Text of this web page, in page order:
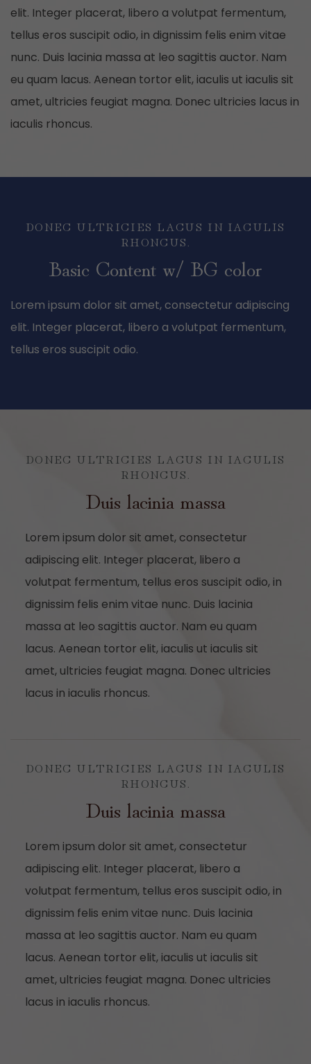
elit. Integer placerat, libero a volutpat fermentum,
tellus eros suscipit odio, in dignissim felis enim vitae
nunc. Duis lacinia massa at leo sagittis auctor. Nam
eu quam lacus. Aenean tortor elit, iaculis ut iaculis sit
amet, ultricies feugiat magna. Donec ultricies lacus in
iaculis rhoncus.
DONEC ULTRICIES LACUS IN IACULIS
RHONCUS.
Basic Content w/ BG color
Lorem ipsum dolor sit amet, consectetur adipiscing
elit. Integer placerat, libero a volutpat fermentum,
tellus eros suscipit odio.
DONEC ULTRICIES LACUS IN IACULIS
RHONCUS.
Duis lacinia massa
Lorem ipsum dolor sit amet, consectetur
adipiscing elit. Integer placerat, libero a
volutpat fermentum, tellus eros suscipit odio, in
dignissim felis enim vitae nunc. Duis lacinia
massa at leo sagittis auctor. Nam eu quam
lacus. Aenean tortor elit, iaculis ut iaculis sit
amet, ultricies feugiat magna. Donec ultricies
lacus in iaculis rhoncus.
DONEC ULTRICIES LACUS IN IACULIS
RHONCUS.
Duis lacinia massa
Lorem ipsum dolor sit amet, consectetur
adipiscing elit. Integer placerat, libero a
volutpat fermentum, tellus eros suscipit odio, in
dignissim felis enim vitae nunc. Duis lacinia
massa at leo sagittis auctor. Nam eu quam
lacus. Aenean tortor elit, iaculis ut iaculis sit
amet, ultricies feugiat magna. Donec ultricies
lacus in iaculis rhoncus.